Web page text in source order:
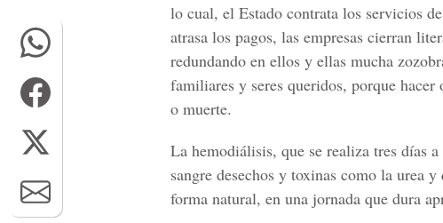
lo cual, el Estado contrata los servicios
atrasa los pagos, las empresas cierran
redundando en ellos y ellas mucha
familiares y seres queridos, porque
o muerte.
La hemodiálisis, que se realiza tres días
sangre desechos y toxinas como la urea
forma natural, en una jornada que dura